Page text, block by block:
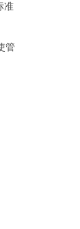
准
管